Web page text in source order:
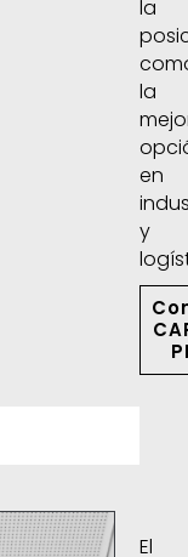
la
la
en
y
El